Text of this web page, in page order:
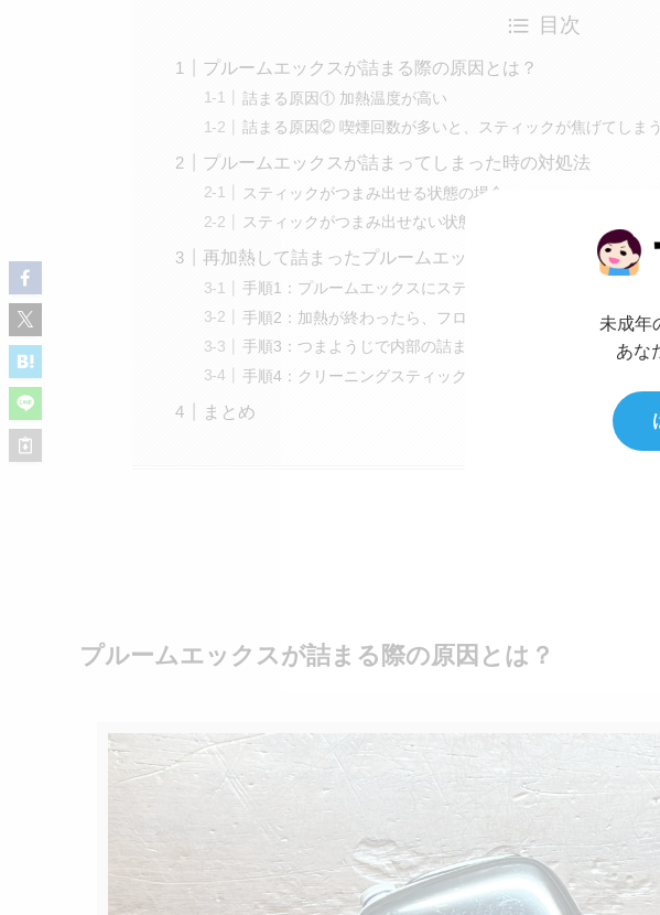
目次
プルームエックスが詰まる際の原因とは？
詰まる原因① 加熱温度が高い
詰まる原因② 喫煙回数が多いと、スティックが焦げてしまう
プルームエックスが詰まってしまった時の対処法
スティックがつまみ出せる状態の場合
スティックがつまみ出せない状態の場合
再加熱して詰まったプルームエックススティックを取る
手順1：プルームエックスにスティックが詰まっている状態
手順2：加熱が終わったら、フロントパネルを取り外す
手順3：つまようじで内部の詰まりを取り除く
手順4：クリーニングスティックで掃除の仕上げをする
まとめ
プルームエックスが詰まる際の原因とは？
未成年
あな